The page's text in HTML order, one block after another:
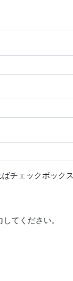
チェックボック
てください。